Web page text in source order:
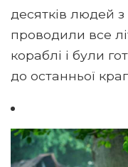
десятків людей
проводили все
кораблі і були
до останньої